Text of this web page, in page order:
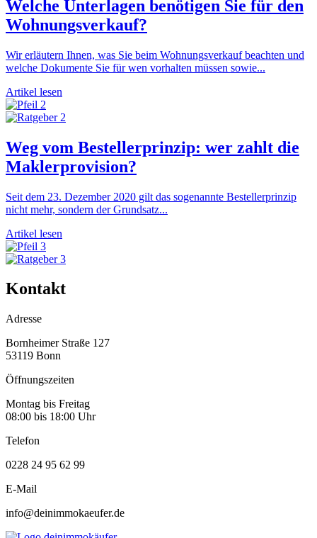
Welche Unterlagen benötigen Sie für den
Wohnungsverkauf?
Wir erläutern Ihnen, was Sie beim Wohnungsverkauf beachten und
welche Dokumente Sie für wen vorhalten müssen sowie...
Artikel lesen
Weg vom Bestellerprinzip: wer zahlt die
Maklerprovision?
Seit dem 23. Dezember 2020 gilt das sogenannte Bestellerprinzip
nicht mehr, sondern der Grundsatz...
Artikel lesen
Kontakt
Adresse
Bornheimer Straße 127
53119 Bonn
Öffnungszeiten
Montag bis Freitag
08:00 bis 18:00 Uhr
Telefon
0228 24 95 62 99
E-Mail
info@deinimmokaeufer.de